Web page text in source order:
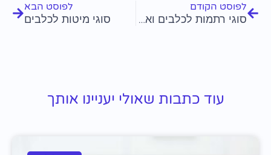
לפוסט הקודם
סוגי רתמות לכלבים ואיך לבחור את הרתמה המושלמת
לפוסט הבא
סוגי מיטות לכלבים
עוד כתבות שאולי יעניינו אותך